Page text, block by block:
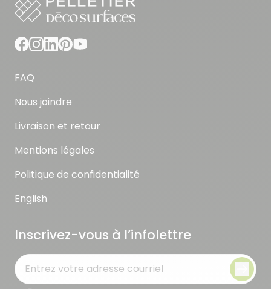
FAQ
Nous joindre
Livraison et retour
Mentions légales
Politique de confidentialité
English
Inscrivez-vous à l’infolettre